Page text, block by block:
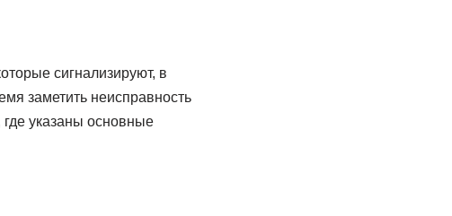
сигнализируют, в
заметить неисправность
указаны основные